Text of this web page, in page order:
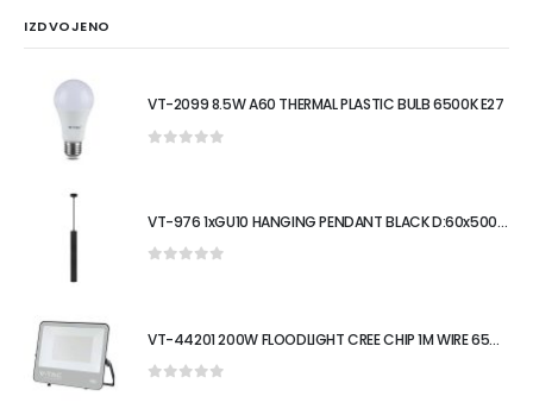
IZDVOJENO
VT-2099 8.5W A60 THERMAL PLASTIC BULB 6500K E27
VT-976 1xGU10 HANGING PENDANT BLACK D:60x500MM
VT-44201 200W FLOODLIGHT CREE CHIP 1M WIRE 6500K BLACK BODY 135LM/W 6YRS WTY IP65